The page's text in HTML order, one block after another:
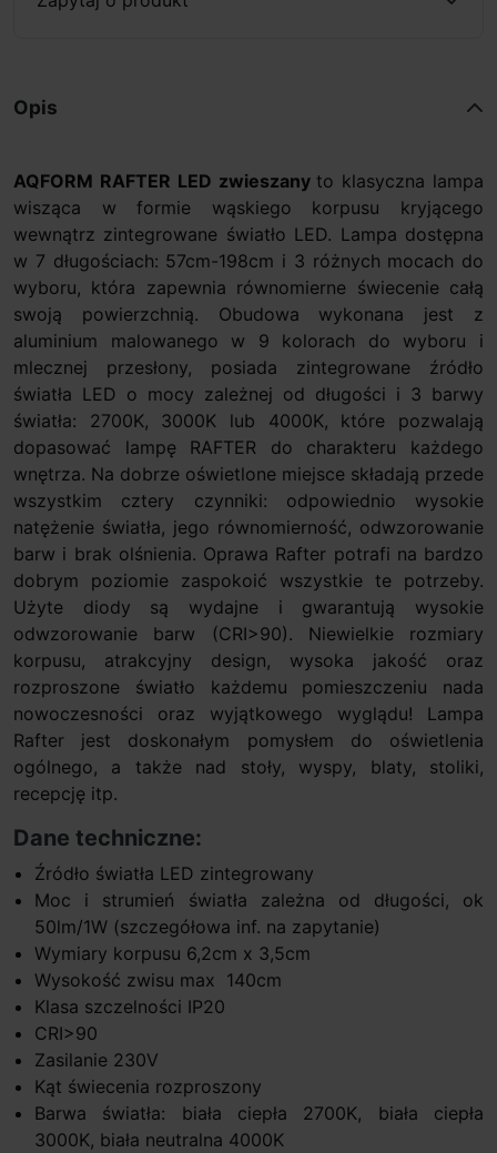
Opis
AQFORM RAFTER LED zwieszany to klasyczna lampa
wisząca w formie wąskiego korpusu kryjącego
wewnątrz zintegrowane światło LED. Lampa dostępna
w 7 długościach: 57cm-198cm i 3 różnych mocach do
wyboru, która zapewnia równomierne świecenie całą
swoją powierzchnią. Obudowa wykonana jest z
aluminium malowanego w 9 kolorach do wyboru i
mlecznej przesłony, posiada zintegrowane źródło
światła LED o mocy zależnej od długości i 3 barwy
światła: 2700K, 3000K lub 4000K, które pozwalają
dopasować lampę RAFTER do charakteru każdego
wnętrza. Na dobrze oświetlone miejsce składają przede
wszystkim cztery czynniki: odpowiednio wysokie
natężenie światła, jego równomierność, odwzorowanie
barw i brak olśnienia. Oprawa Rafter potrafi na bardzo
dobrym poziomie zaspokoić wszystkie te potrzeby.
Użyte diody są wydajne i gwarantują wysokie
odwzorowanie barw (CRI>90). Niewielkie rozmiary
korpusu, atrakcyjny design, wysoka jakość oraz
rozproszone światło każdemu pomieszczeniu nada
nowoczesności oraz wyjątkowego wyglądu! Lampa
Rafter jest doskonałym pomysłem do oświetlenia
ogólnego, a także nad stoły, wyspy, blaty, stoliki,
recepcję itp.
Dane techniczne:
Źródło światła LED zintegrowany
Moc i strumień światła zależna od długości, ok
50lm/1W (szczegółowa inf. na zapytanie)
Wymiary korpusu 6,2cm x 3,5cm
Wysokość zwisu max 140cm
Klasa szczelności IP20
CRI>90
Zasilanie 230V
Kąt świecenia rozproszony
Barwa światła: biała ciepła 2700K, biała ciepła
3000K, biała neutralna 4000K